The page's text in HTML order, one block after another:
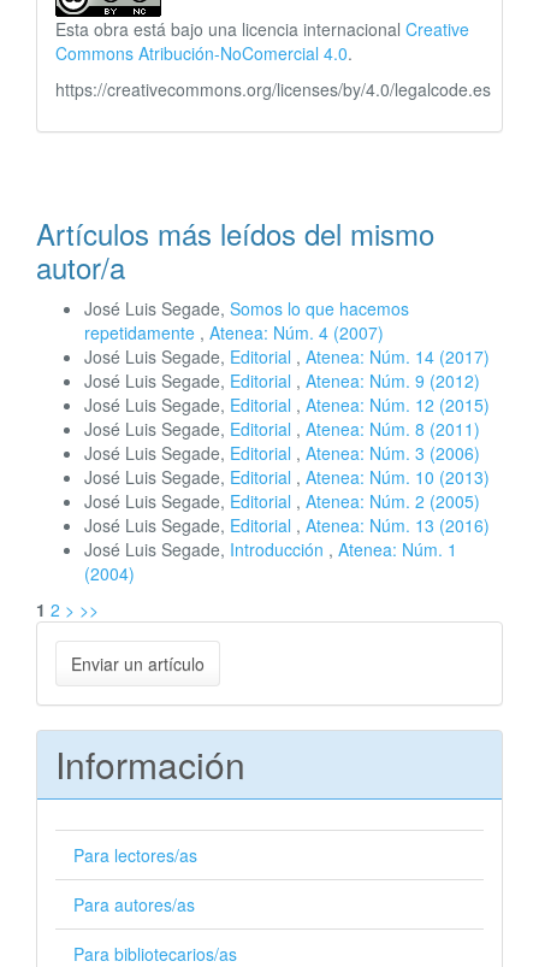
Esta obra está bajo una licencia internacional Creative
Commons Atribución-NoComercial 4.0.
https://creativecommons.org/licenses/by/4.0/legalcode.es
Artículos más leídos del mismo
autor/a
José Luis Segade, Somos lo que hacemos
repetidamente , Atenea: Núm. 4 (2007)
José Luis Segade, Editorial , Atenea: Núm. 14 (2017)
José Luis Segade, Editorial , Atenea: Núm. 9 (2012)
José Luis Segade, Editorial , Atenea: Núm. 12 (2015)
José Luis Segade, Editorial , Atenea: Núm. 8 (2011)
José Luis Segade, Editorial , Atenea: Núm. 3 (2006)
José Luis Segade, Editorial , Atenea: Núm. 10 (2013)
José Luis Segade, Editorial , Atenea: Núm. 2 (2005)
José Luis Segade, Editorial , Atenea: Núm. 13 (2016)
José Luis Segade, Introducción , Atenea: Núm. 1
(2004)
1 2 > >>
Enviar
un
artículo
Enviar un artículo
Información
Para lectores/as
Para autores/as
Para bibliotecarios/as